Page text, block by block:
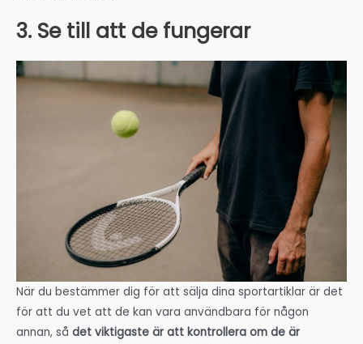
3. Se till att de fungerar
När du bestämmer dig för att sälja dina sportartiklar är det
för att du vet att de kan vara användbara för någon
annan, så det viktigaste är att kontrollera om de är